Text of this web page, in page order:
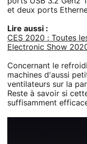
et deux ports
Lire aussi :
CES 2020 : Toutes
Electronic Show
Concernant le
machines d'aussi
ventilateurs sur la
Reste à savoir si
suffisamment